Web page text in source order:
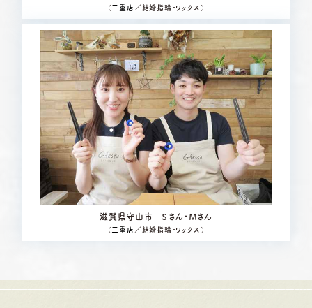
（三重店 ／結婚指輪・ワックス）
滋賀県守山市 Ｓさん・Ｍさん
（三重店 ／結婚指輪・ワックス）